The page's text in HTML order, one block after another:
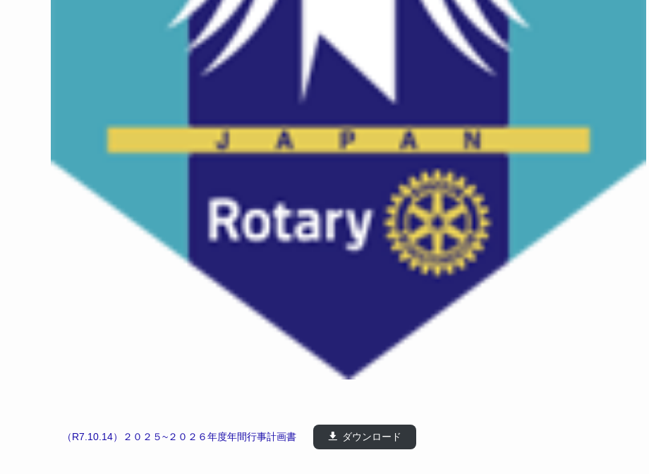
（R7.10.14）２０２５~２０２６年度年間行事計画書 ダウンロード